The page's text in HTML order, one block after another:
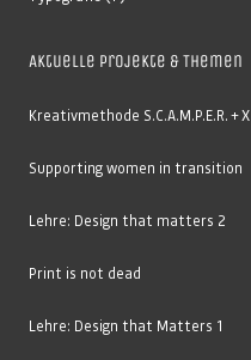
Aktuelle Projekte & Themen
Kreativmethode S.C.A.M.P.E.R. + X
Supporting women in transition
Lehre: Design that matters 2
Print is not dead
Lehre: Design that Matters 1